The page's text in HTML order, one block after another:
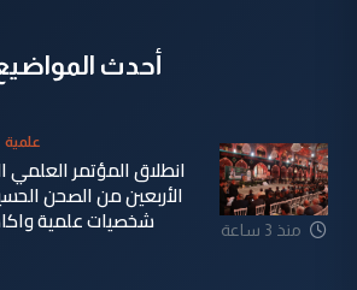
أحدث
منذ 3 ساعة
علمية
انطلاق المؤتمر العلمي
الأربعين من الصحن
شخصيات علمية